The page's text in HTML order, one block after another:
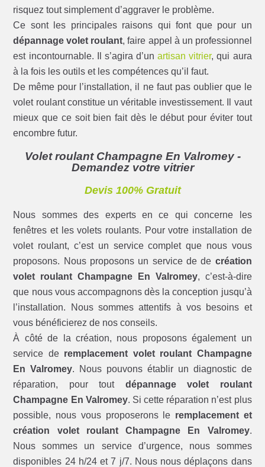
risquez tout simplement d’aggraver le problème.
Ce sont les principales raisons qui font que pour un
dépannage volet roulant, faire appel à un professionnel
est incontournable. Il s’agira d’unartisan vitrier, qui aura
à la fois les outils et les compétences qu’il faut.
De même pour l’installation, il ne faut pas oublier que le
volet roulant constitue un véritable investissement. Il vaut
mieux que ce soit bien fait dès le début pour éviter tout
encombre futur.
Volet roulant Champagne En Valromey -
Demandez votre vitrier
Devis 100% Gratuit
Nous sommes des experts en ce qui concerne les
fenêtres et les volets roulants. Pour votre installation de
volet roulant, c’est un service complet que nous vous
proposons. Nous proposons un service de de création
volet roulant Champagne En Valromey, c’est-à-dire
que nous vous accompagnons dès la conception jusqu’à
l’installation. Nous sommes attentifs à vos besoins et
vous bénéficierez de nos conseils.
À côté de la création, nous proposons également un
service de remplacement volet roulant Champagne
En Valromey. Nous pouvons établir un diagnostic de
réparation, pour tout dépannage volet roulant
Champagne En Valromey. Si cette réparation n’est plus
possible, nous vous proposerons le remplacement et
création volet roulant Champagne En Valromey.
Nous sommes un service d’urgence, nous sommes
disponibles 24 h/24 et 7 j/7. Nous nous déplaçons dans